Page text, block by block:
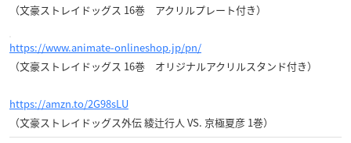
（文豪ストレイドッグス 16巻 アクリルプレート付き）
https://www.animate-onlineshop.jp/pn/
（文豪ストレイドッグス 16巻 オリジナルアクリルスタンド付き）
https://amzn.to/2G98sLU
（文豪ストレイドッグス外伝 綾辻行人 VS. 京極夏彦 1巻）